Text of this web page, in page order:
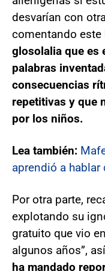
desvarían con
comentando este
glosolalia que es
palabras
consecuencias
repetitivas y que
por los niños.
Lea también:
aprendió a hablar
Por otra parte,
explotando su
gratuito que vio
algunos años”,
ha mandado